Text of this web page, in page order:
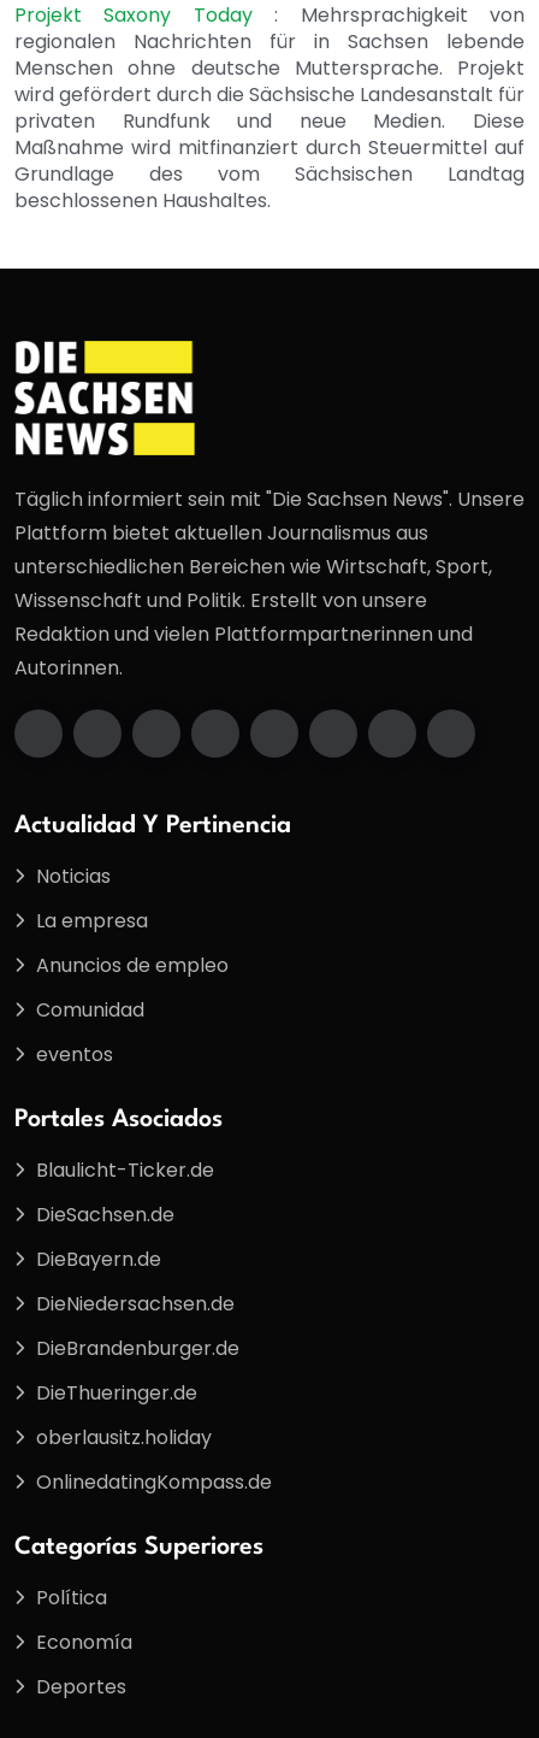
Projekt Saxony Today: Mehrsprachigkeit von
regionalen Nachrichten für in Sachsen lebende
Menschen ohne deutsche Muttersprache. Projekt
wird gefördert durch die Sächsische Landesanstalt für
privaten Rundfunk und neue Medien. Diese
Maßnahme wird mitfinanziert durch Steuermittel auf
Grundlage des vom Sächsischen Landtag
beschlossenen Haushaltes.
Täglich informiert sein mit "Die Sachsen News". Unsere
Plattform bietet aktuellen Journalismus aus
unterschiedlichen Bereichen wie Wirtschaft, Sport,
Wissenschaft und Politik. Erstellt von unsere
Redaktion und vielen Plattformpartnerinnen und
Autorinnen.
Actualidad Y Pertinencia
Noticias
La empresa
Anuncios de empleo
Comunidad
eventos
Portales Asociados
Blaulicht-Ticker.de
DieSachsen.de
DieBayern.de
DieNiedersachsen.de
DieBrandenburger.de
DieThueringer.de
oberlausitz.holiday
OnlinedatingKompass.de
Categorías Superiores
Política
Economía
Deportes